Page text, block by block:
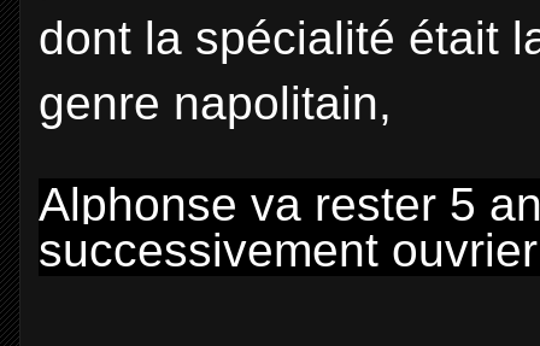
dont la spécialité était
genre napolitain,
Alphonse va rester 5
successivement